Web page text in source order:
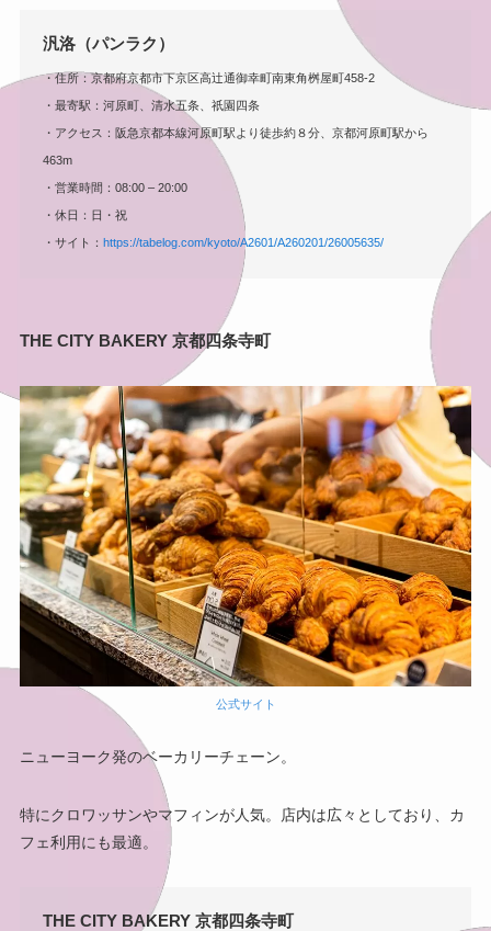
汎洛（パンラク）
・住所：京都府京都市下京区高辻通御幸町南東角桝屋町458-2
・最寄駅：河原町、清水五条、祇園四条
・アクセス：阪急京都本線河原町駅より徒歩約８分、京都河原町駅から
463m
・営業時間：08:00 – 20:00
・休日：日・祝
・サイト： https://tabelog.com/kyoto/A2601/A260201/26005635/
THE CITY BAKERY 京都四条寺町
公式サイト
ニューヨーク発のベーカリーチェーン。
特にクロワッサンやマフィンが人気。店内は広々としており、カ
フェ利用にも最適。
THE CITY BAKERY 京都四条寺町